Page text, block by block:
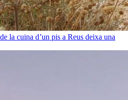
la cuina d’un pis a Reus deixa una